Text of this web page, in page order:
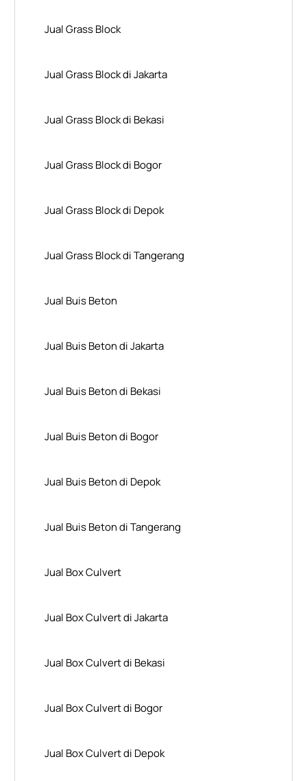
Jual Grass Block
Jual Grass Block di Jakarta
Jual Grass Block di Bekasi
Jual Grass Block di Bogor
Jual Grass Block di Depok
Jual Grass Block di Tangerang
Jual Buis Beton
Jual Buis Beton di Jakarta
Jual Buis Beton di Bekasi
Jual Buis Beton di Bogor
Jual Buis Beton di Depok
Jual Buis Beton di Tangerang
Jual Box Culvert
Jual Box Culvert di Jakarta
Jual Box Culvert di Bekasi
Jual Box Culvert di Bogor
Jual Box Culvert di Depok